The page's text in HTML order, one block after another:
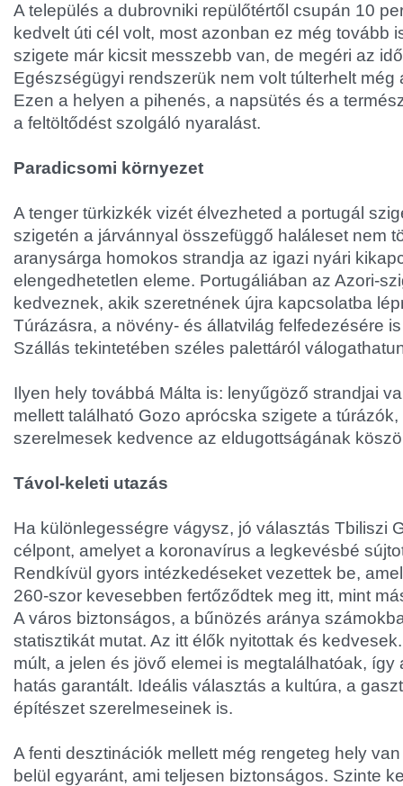
A település a dubrovniki repülőtértől csupán 10
kedvelt úti cél volt, most azonban ez még tovább
szigete már kicsit messzebb van, de megéri az
Egészségügyi rendszerük nem volt túlterhelt még
Ezen a helyen a pihenés, a napsütés és a
a feltöltődést szolgáló nyaralást.
Paradicsomi környezet
A tenger türkizkék vizét élvezheted a portugál
szigetén a járvánnyal összefüggő haláleset nem
aranysárga homokos strandja az igazi nyári
elengedhetetlen eleme. Portugáliában az Azori-
kedveznek, akik szeretnének újra kapcsolatba
Túrázásra, a növény- és állatvilág felfedezésére
Szállás tekintetében széles palettáról
Ilyen hely továbbá Málta is: lenyűgöző strandjai
mellett található Gozo aprócska szigete a
szerelmesek kedvence az eldugottságának
Távol-keleti utazás
Ha különlegességre vágysz, jó választás Tbiliszi
célpont, amelyet a koronavírus a legkevésbé
Rendkívül gyors intézkedéseket vezettek be,
260-szor kevesebben fertőződtek meg itt, mint
A város biztonságos, a bűnözés aránya
statisztikát mutat. Az itt élők nyitottak és
múlt, a jelen és jövő elemei is megtalálhatóak, így
hatás garantált. Ideális választás a kultúra, a
építészet szerelmeseinek is.
A fenti desztinációk mellett még rengeteg hely
belül egyaránt, ami teljesen biztonságos. Szinte